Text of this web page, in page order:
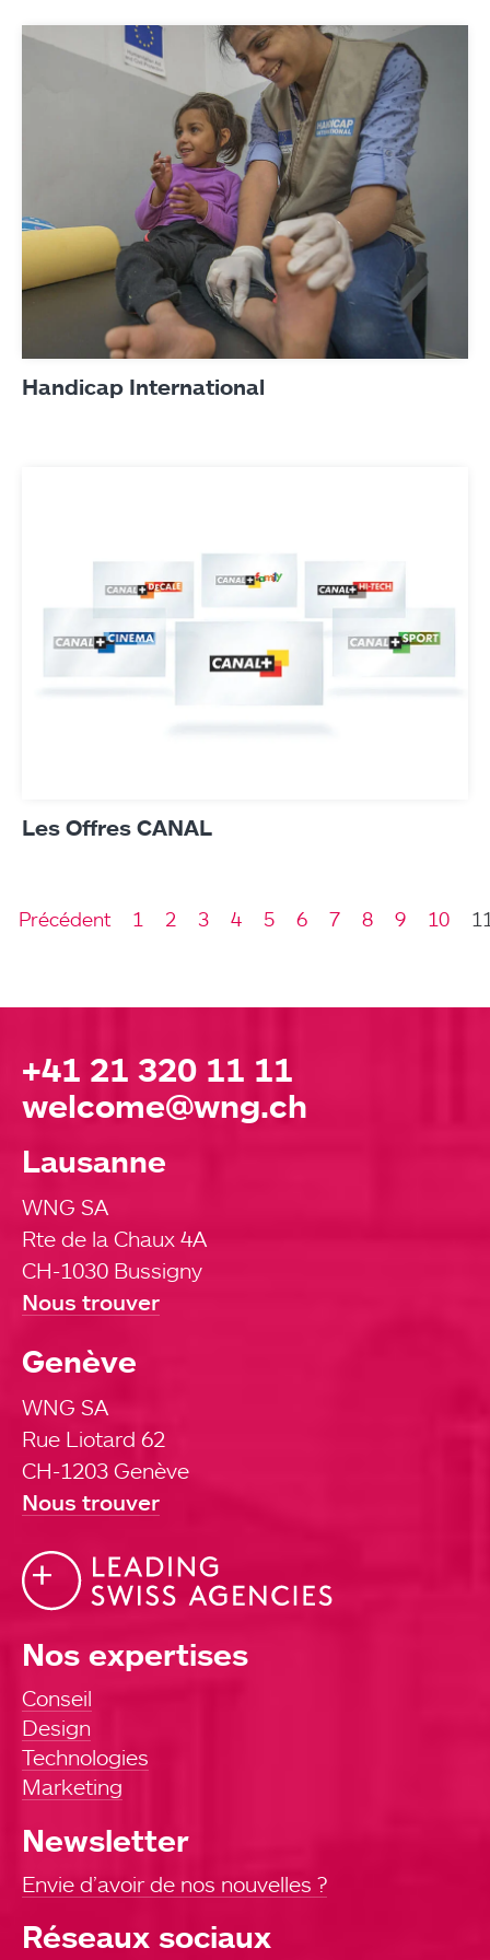
Contact
Handicap International
Les Offres CANAL
Précédent 1 2 3 4 5 6 7 8 9 10
+41 21 320 11 11
welcome@wng.ch
Lausanne
WNG SA
Rte de la Chaux 4A
CH-1030 Bussigny
Nous trouver
Genève
WNG SA
Rue Liotard 62
CH-1203 Genève
Nous trouver
Nos expertises
Conseil
Design
Technologies
Marketing
Newsletter
Envie d’avoir de nos nouvelles ?
Réseaux sociaux